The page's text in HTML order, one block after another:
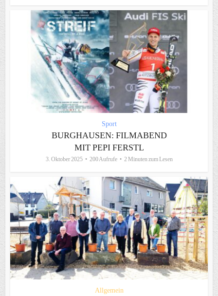
Sport
BURGHAUSEN: FILMABEND
MIT PEPI FERSTL
3. Oktober 2025 200 Aufrufe 2 Minuten zum Lesen
Allgemein